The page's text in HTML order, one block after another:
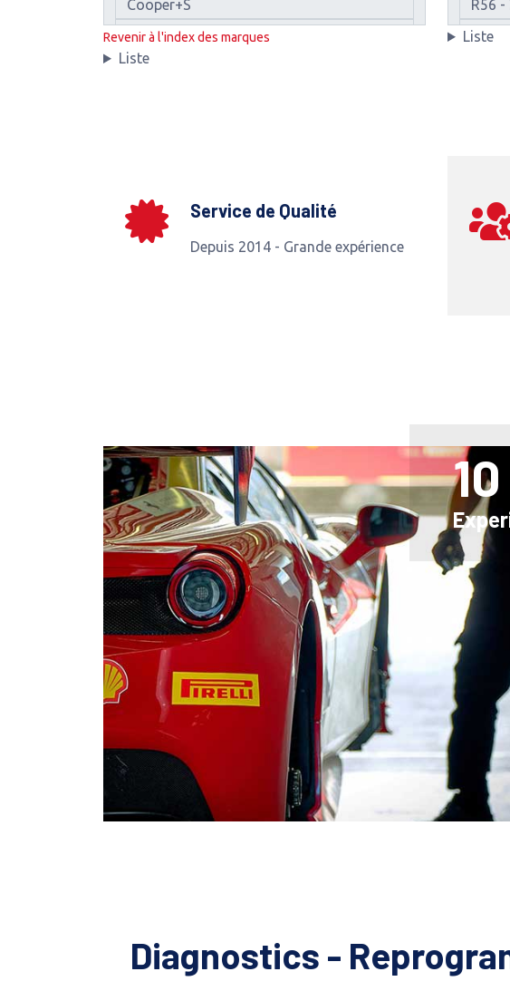
Revenir à l'index des marques
Liste
Liste
Service de Qualité
Depuis 2014 - Grande expérience
10
Diagnostics -